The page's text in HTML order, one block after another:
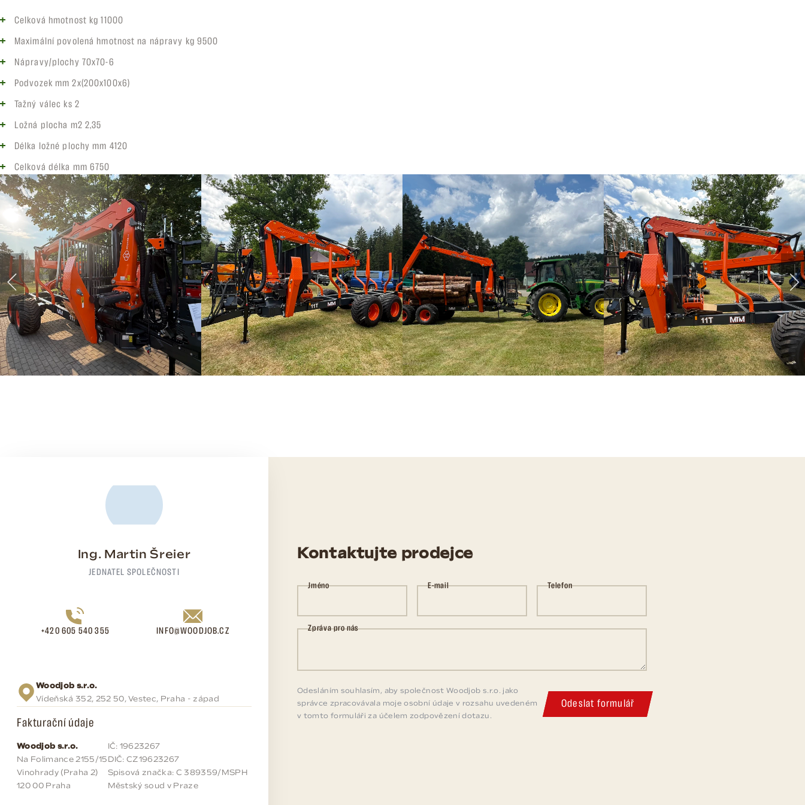
Celková hmotnost kg 11000
Maximální povolená hmotnost na nápravy kg 9500
Nápravy/plochy 70x70-6
Podvozek mm 2x(200x100x6)
Tažný válec ks 2
Ložná plocha m2 2,35
Délka ložné plochy mm 4120
Celková délka mm 6750
Ing. Martin Šreier
JEDNATEL SPOLEČNOSTI
+420 605 540 355 INFO@WOODJOB.CZ
Woodjob s.r.o.
Vídeňská 352, 252 50, Vestec, Praha - západ
Fakturační údaje
Woodjob s.r.o.
Na Folimance 2155/15
Vinohrady (Praha 2)
120 00 Praha
IČ: 19623267
DIČ: CZ19623267
Spisová značka: C 389359/MSPH
Městský soud v Praze
Kontaktujte prodejce
Jméno E-mail Telefon
Zpráva pro nás
Odeslat formulář
Odesláním souhlasím, aby společnost Woodjob s.r.o. jako
správce zpracovávala moje osobní údaje v rozsahu uvedeném
v tomto formuláři za účelem zodpovězení dotazu.